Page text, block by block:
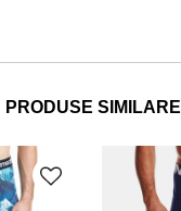
PRODUSE SIMILARE